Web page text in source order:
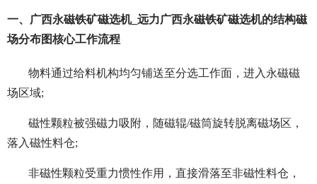
一、广西永磁铁矿磁选机_远力广西永磁铁矿磁选机的结构磁
场分布图核心工作流程
物料通过给料机构均匀铺送至分选工作面，进入永磁磁
场区域;
磁性颗粒被强磁力吸附，随磁辊/磁筒旋转脱离磁场区，
落入磁性料仓;
非磁性颗粒受重力惯性作用，直接滑落至非磁性料仓，